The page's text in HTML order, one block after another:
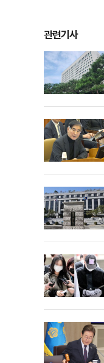
관련기사